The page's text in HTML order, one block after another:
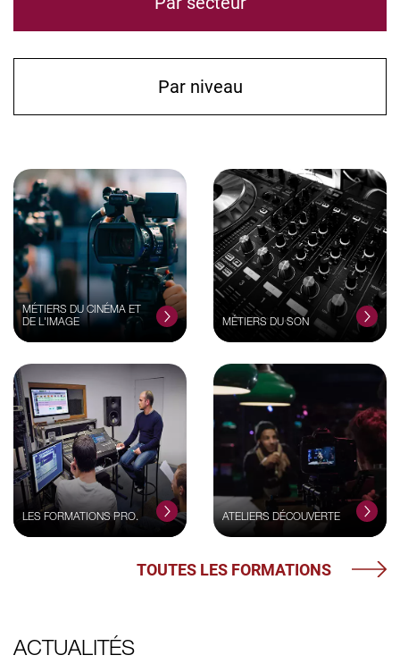
Par niveau
MÉTIERS DU CINÉMA ET
DE L'IMAGE
MÉTIERS DU SON
LES FORMATIONS PRO. ATELIERS DÉCOUVERTE
TOUTES LES FORMATIONS
ACTUALITÉS